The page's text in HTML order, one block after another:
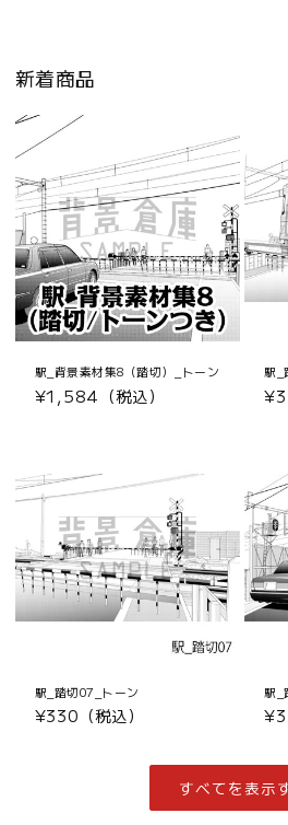
新着商品
駅_背景素材集8（踏切）_トーン
通
¥1,584（税込）
駅_
通
駅_踏切07_トーン
通
¥330（税込）
駅_
通
価
格
すべてを表示